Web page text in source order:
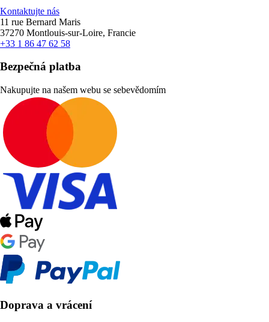
Kontaktujte nás
11 rue Bernard Maris
37270 Montlouis-sur-Loire, Francie
+33 1 86 47 62 58
Bezpečná platba
Nakupujte na našem webu se sebevědomím
Doprava a vrácení